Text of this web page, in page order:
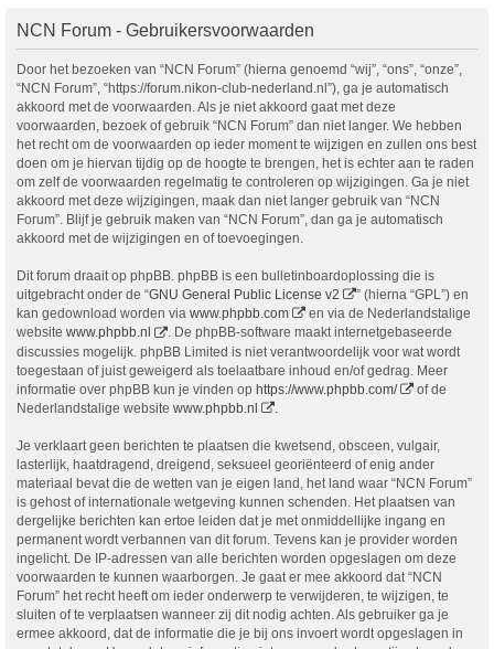
NCN Forum - Gebruikersvoorwaarden
Door het bezoeken van “NCN Forum” (hierna genoemd “wij”, “ons”, “onze”,
“NCN Forum”, “https://forum.nikon-club-nederland.nl”), ga je automatisch
akkoord met de voorwaarden. Als je niet akkoord gaat met deze
voorwaarden, bezoek of gebruik “NCN Forum” dan niet langer. We hebben
het recht om de voorwaarden op ieder moment te wijzigen en zullen ons best
doen om je hiervan tijdig op de hoogte te brengen, het is echter aan te raden
om zelf de voorwaarden regelmatig te controleren op wijzigingen. Ga je niet
akkoord met deze wijzigingen, maak dan niet langer gebruik van “NCN
Forum”. Blijf je gebruik maken van “NCN Forum”, dan ga je automatisch
akkoord met de wijzigingen en of toevoegingen.
Dit forum draait op phpBB. phpBB is een bulletinboardoplossing die is
uitgebracht onder de “GNU General Public License v2
” (hierna “GPL”) en
kan gedownload worden via www.phpbb.com
en via de Nederlandstalige
website www.phpbb.nl
. De phpBB-software maakt internetgebaseerde
discussies mogelijk. phpBB Limited is niet verantwoordelijk voor wat wordt
toegestaan of juist geweigerd als toelaatbare inhoud en/of gedrag. Meer
informatie over phpBB kun je vinden op https://www.phpbb.com/
of de
Nederlandstalige website www.phpbb.nl .
Je verklaart geen berichten te plaatsen die kwetsend, obsceen, vulgair,
lasterlijk, haatdragend, dreigend, seksueel georiënteerd of enig ander
materiaal bevat die de wetten van je eigen land, het land waar “NCN Forum”
is gehost of internationale wetgeving kunnen schenden. Het plaatsen van
dergelijke berichten kan ertoe leiden dat je met onmiddellijke ingang en
permanent wordt verbannen van dit forum. Tevens kan je provider worden
ingelicht. De IP-adressen van alle berichten worden opgeslagen om deze
voorwaarden te kunnen waarborgen. Je gaat er mee akkoord dat “NCN
Forum” het recht heeft om ieder onderwerp te verwijderen, te wijzigen, te
sluiten of te verplaatsen wanneer zij dit nodig achten. Als gebruiker ga je
ermee akkoord, dat de informatie die je bij ons invoert wordt opgeslagen in